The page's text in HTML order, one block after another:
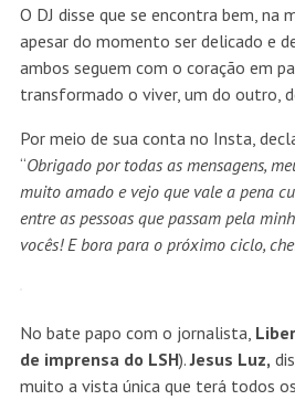
O DJ disse que se encontra bem, na
apesar do momento ser delicado e
ambos seguem com o coração em
transformado o viver, um do outro,
Por meio de sua conta no Insta,
“Obrigado por todas as mensagens,
muito amado e vejo que vale a pena
entre as pessoas que passam pela
vocês! E bora para o próximo ciclo,
No bate papo com o jornalista,
de imprensa do LSH).Jesus Luz,
muito a vista única que terá todos